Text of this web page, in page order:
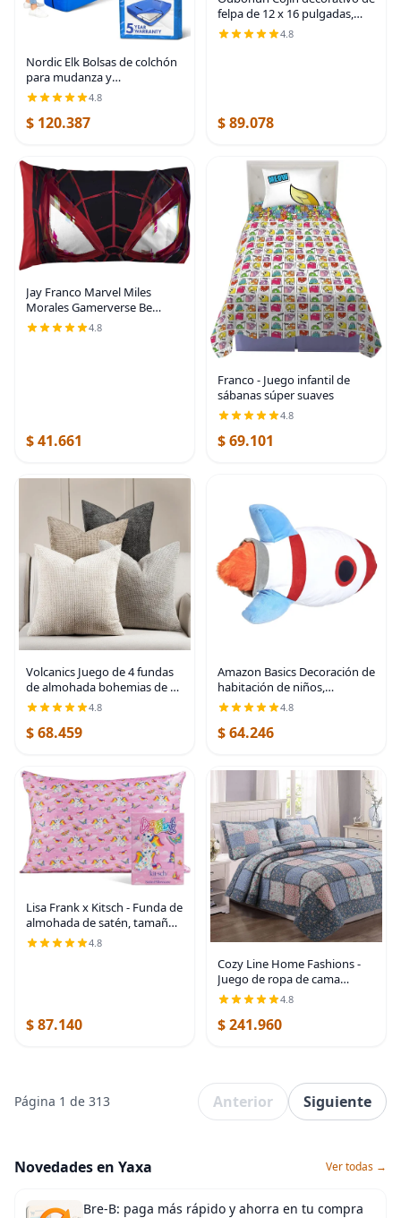
Nordic Elk Bolsas de colchón
para mudanza y
almacenamiento (Twin XL),
suministros de mudanza
resistentes, 8 asas
4.8
$ 120.387
felpa de 12 x 16 pulgadas,
con funda 100% algodón,
para sofá, cama, silla,
4.8
$ 89.078
Jay Franco Marvel Miles
Morales Gamerverse Be
Greater 1 funda de almohada
reversible individual – Ropa
4.8
$ 41.661
Franco - Juego infantil de
sábanas súper suaves
4.8
$ 69.101
Volcanics Juego de 4 fundas
de almohada bohemias de 18
x 18 pulgadas, fundas de
cojín decorativas de felpilla
neutra para sofá, sillón,
4.8
$ 68.459
Amazon Basics Decoración de
habitación de niños,
almohada decorativa de
cohetes espaciales, nave
espacial, poliéster, surtido,
4.8
$ 64.246
Lisa Frank x Kitsch - Funda de
almohada de satén, tamaño
19 x 26, diseño de gatito
ángel | Softer Than Silk Pillow
4.8
$ 87.140
Cozy Line Home Fashions -
Juego de ropa de cama
reversible de 100% algodón
con diseño de patchwork
real, estilo cottage francés,
4.8
$ 241.960
Página 1 de 313 Anterior Siguiente
Novedades en Yaxa Ver todas →
Bre-B: paga más rápido y ahorra en tu compra